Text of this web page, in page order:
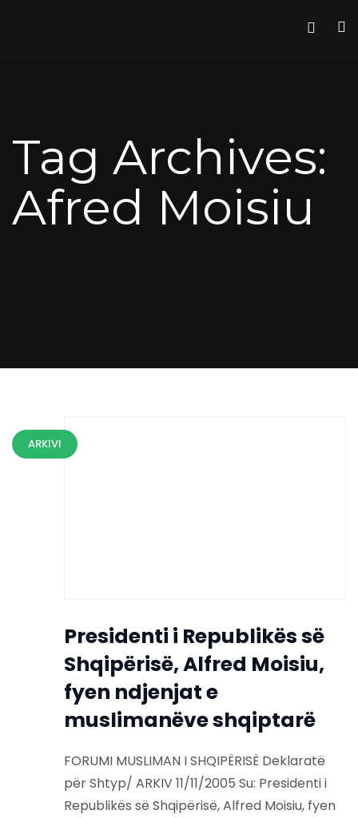
Tag Archives:
Afred Moisiu
ARKIVI
Presidenti i Republikës së
Shqipërisë, Alfred Moisiu,
fyen ndjenjat e
muslimanëve shqiptarë
FORUMI MUSLIMAN I SHQIPËRISË Deklaratë
për Shtyp/ ARKIV 11/11/2005 Su: Presidenti i
Republikës së Shqipërisë, Alfred Moisiu, fyen